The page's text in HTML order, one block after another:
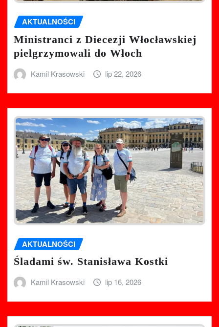
AKTUALNOŚCI
Ministranci z Diecezji Włocławskiej
pielgrzymowali do Włoch
Kamil Krasowski lip 22, 2026
AKTUALNOŚCI
Śladami św. Stanisława Kostki
Kamil Krasowski lip 16, 2026